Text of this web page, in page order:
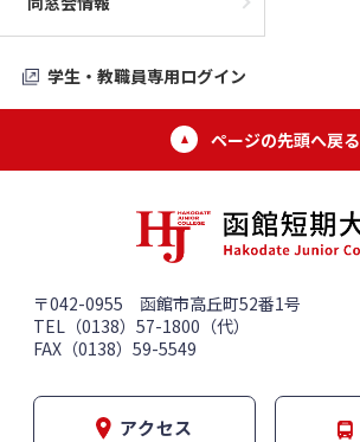
学生・教職員専用ログイン
ページの先頭へ戻る
〒042-0955 函館市高丘町52番1号
TEL（0138）57-1800（代）
FAX（0138）59-5549
アクセス